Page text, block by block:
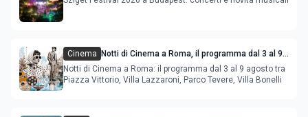
Cinema
Notti di Cinema a Roma, il programma dal 3 al 9
agosto
Notti di Cinema a Roma: il programma dal 3 al 9 agosto tra
Piazza Vittorio, Villa Lazzaroni, Parco Tevere, Villa Bonelli